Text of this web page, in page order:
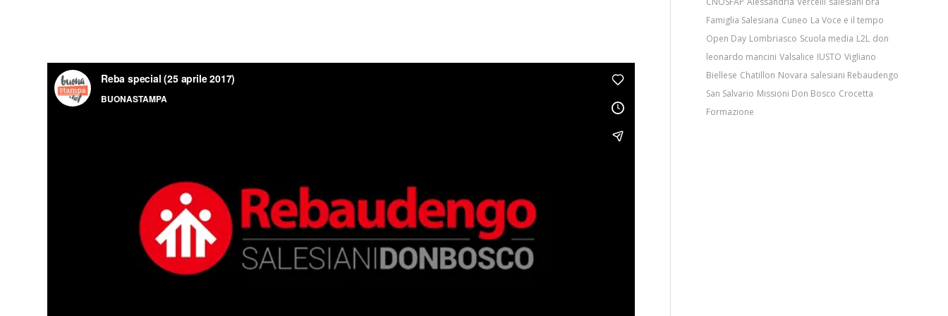
Famiglia Salesiana Cuneo La Voce e il tempo
Open Day Lombriasco Scuola media L2L don
leonardo mancini Valsalice IUSTO Vigliano
Biellese Chatillon Novara salesiani Rebaudengo
San Salvario Missioni Don Bosco Crocetta
Formazione